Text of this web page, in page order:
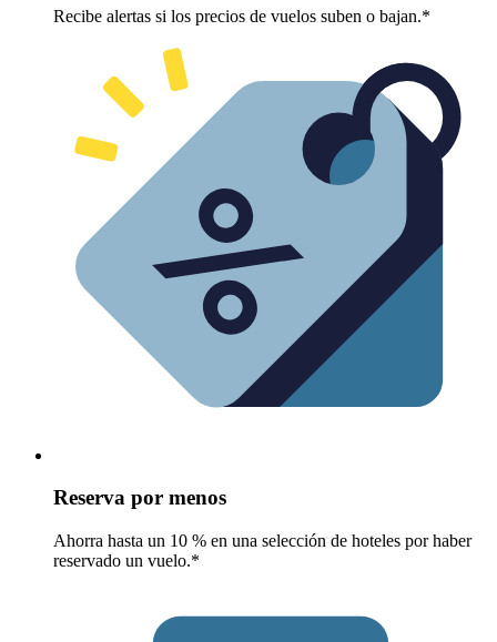
Recibe alertas si los precios de vuelos suben o bajan.*
Reserva por menos
Ahorra hasta un 10 % en una selección de hoteles por haber
reservado un vuelo.*